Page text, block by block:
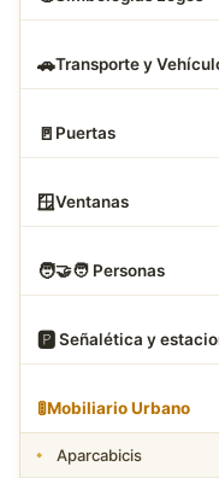
🚗Transporte y
🚪 Puertas
🪟Ventanas
🧑‍🤝‍🧑 Personas
🅿 Señalética y
🚦Mobiliario Urbano
Aparcabicis